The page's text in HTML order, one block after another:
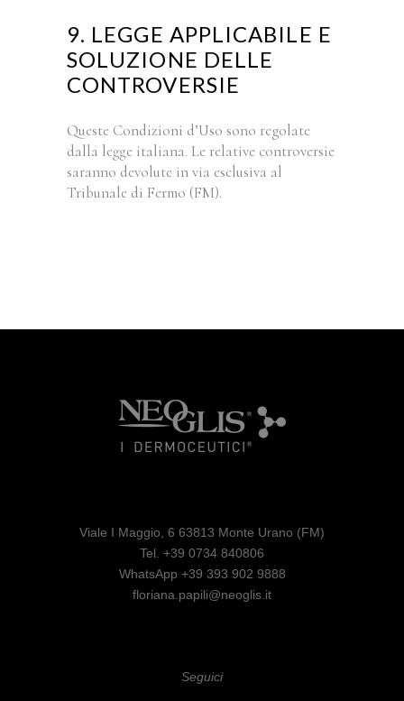
9. LEGGE APPLICABILE E
SOLUZIONE DELLE
CONTROVERSIE
Queste Condizioni d’Uso sono regolate
dalla legge italiana. Le relative controversie
saranno devolute in via esclusiva al
Tribunale di Fermo (FM).
Viale I Maggio, 6 63813 Monte Urano (FM)
Tel. +39 0734 840806
WhatsApp +39 393 902 9888
floriana.papili@neoglis.it
Seguici